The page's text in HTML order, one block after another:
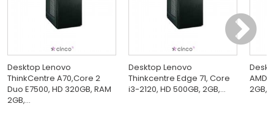
Desktop Lenovo
ThinkCentre A70,Core 2
Duo E7500, HD 320GB, RAM
2GB,...
Desktop Lenovo
Thinkcentre Edge 71, Core
i3-2120, HD 500GB, 2GB,...
AMD
2GB,